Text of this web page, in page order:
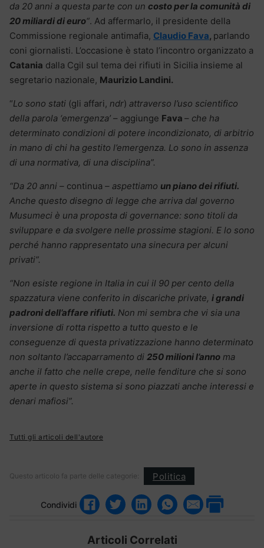
da 20 anni a questa parte con un costo per la comunità di
20 miliardi di euro“. Ad affermarlo, il presidente della
Commissione regionale antimafia, Claudio Fava, parlando
coni giornalisti. L’occasione è stato l’incontro organizzato a
Catania dalla Cgil sul tema dei rifiuti in Sicilia insieme al
segretario nazionale, Maurizio Landini.
“Lo sono stati (gli affari, ndr) attraverso l’uso scientifico
della parola ‘emergenza’ – aggiunge Fava – che ha
determinato condizioni di potere incondizionato, di arbitrio
in mano di chi ha gestito l’emergenza. Lo sono in assenza
di una normativa, di una disciplina”.
“Da 20 anni – continua – aspettiamo un piano dei rifiuti.
Anche questo disegno di legge che arriva dal governo
Musumeci è una proposta di governance: sono titoli da
sviluppare e da svolgere nelle prossime stagioni. E lo sono
perché hanno rappresentato una sinecura per alcuni
privati”.
“Non esiste regione in Italia in cui il 90 per cento della
spazzatura viene conferito in discariche private, i grandi
padroni dell’affare rifiuti. Non mi sembra che vi sia una
inversione di rotta rispetto a tutto questo e le
conseguenze di questa privatizzazione hanno determinato
non soltanto l’accaparramento di 250 milioni l’anno ma
anche il fatto che nelle crepe, nelle fenditure che si sono
aperte in questo sistema si sono piazzati anche interessi e
denari mafiosi”.
Tutti gli articoli dell'autore
Questo articolo fa parte delle categorie: Politica
Condividi
Articoli Correlati